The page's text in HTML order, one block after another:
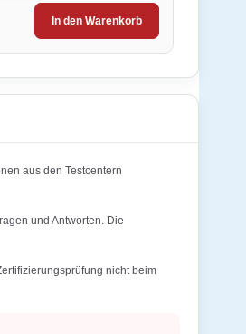
In den Warenkorb
aus den Testcentern
und Antworten. Die
nicht beim